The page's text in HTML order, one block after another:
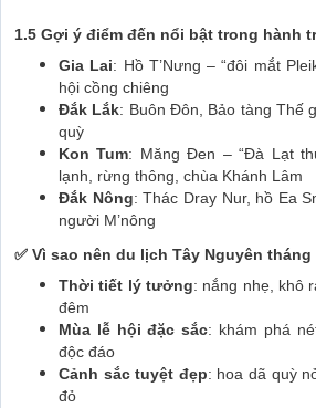
1.5 Gợi ý điểm đến nổi bật trong hành
Gia Lai: Hồ T’Nưng – “đôi mắt
hội cồng chiêng
Đắk Lắk: Buôn Đôn, Bảo tàng Thế
quỳ
Kon Tum: Măng Đen – “Đà Lạt
lạnh, rừng thông, chùa Khánh Lâm
Đắk Nông: Thác Dray Nur, hồ Ea
người M’nông
✅ Vì sao nên du lịch Tây Nguyên tháng
Thời tiết lý tưởng: nắng nhẹ, khô
đêm
Mùa lễ hội đặc sắc: khám phá
độc đáo
Cảnh sắc tuyệt đẹp: hoa dã quỳ
đỏ